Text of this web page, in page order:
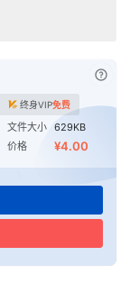
终身VIP免费
文件大小
629KB
价格 ¥4.00